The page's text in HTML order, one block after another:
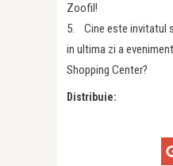
Zoofil!
5. Cine este invitatul
in ultima zi a
Shopping Center?
Distribuie: